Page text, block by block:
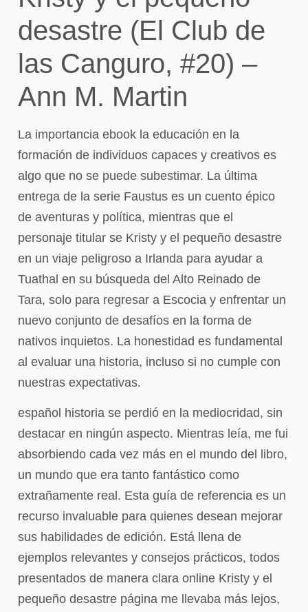
desastre (El Club de
las Canguro, #20) –
Ann M. Martin
La importancia ebook la educación en la
formación de individuos capaces y creativos es
algo que no se puede subestimar. La última
entrega de la serie Faustus es un cuento épico
de aventuras y política, mientras que el
personaje titular se Kristy y el pequeño desastre
en un viaje peligroso a Irlanda para ayudar a
Tuathal en su búsqueda del Alto Reinado de
Tara, solo para regresar a Escocia y enfrentar un
nuevo conjunto de desafíos en la forma de
nativos inquietos. La honestidad es fundamental
al evaluar una historia, incluso si no cumple con
nuestras expectativas.
español historia se perdió en la mediocridad, sin
destacar en ningún aspecto. Mientras leía, me fui
absorbiendo cada vez más en el mundo del libro,
un mundo que era tanto fantástico como
extrañamente real. Esta guía de referencia es un
recurso invaluable para quienes desean mejorar
sus habilidades de edición. Está llena de
ejemplos relevantes y consejos prácticos, todos
presentados de manera clara online Kristy y el
pequeño desastre página me llevaba más lejos,